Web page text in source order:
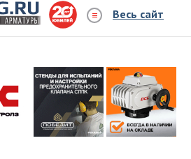
Весь сайт